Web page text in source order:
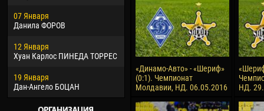
07 Января
Данила ФОРОВ
12 Января
Хуан Карлос ПИНЕДА ТОРРЕС
19 Января
Дан-Ангело БОЦАН
22 Марта
Самба КОНЕ
26 Марта
Витор Уго Морайс де
ОЛИВЕЙРА
28 Марта
Раи ЛОПЕС ДЕ ОЛИВЕЙРА
28
10
15
«Динамо-Авто» - «Шериф»
(0:1). Чемпионат
Молдавии, НД. 06.05.2016
НД.